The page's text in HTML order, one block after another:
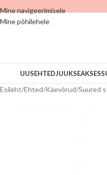
Mine navigeerimisele
Mine põhilehele
UUSEHTED
Esileht/Ehted/Käevõrud/Suured